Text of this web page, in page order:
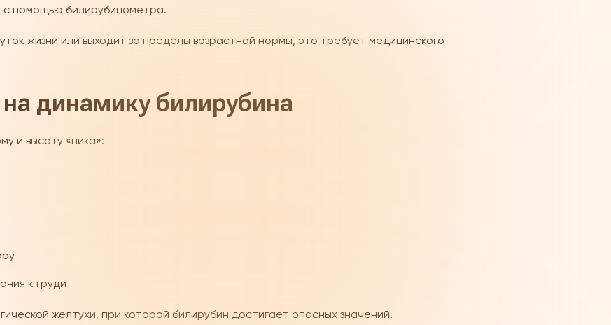
с помощью билирубинометра.
жизни или выходит за пределы возрастной нормы, это требует медицинского
динамику билирубина
и высоту «пика»:
к груди
желтухи, при которой билирубин достигает опасных значений.